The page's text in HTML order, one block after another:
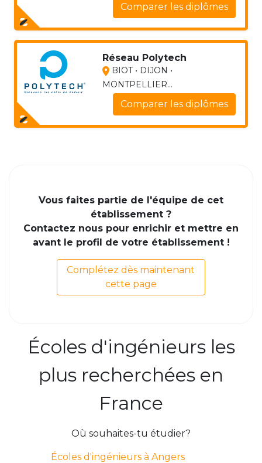
Comparer les diplômes
Réseau Polytech
BIOT • DIJON •
MONTPELLIER...
Comparer les diplômes
Vous faites partie de l'équipe de cet
établissement ?
Contactez nous pour enrichir et mettre en
avant le profil de votre établissement !
Complétez dès maintenant
cette page
Écoles d'ingénieurs les
plus recherchées en
France
Où souhaites-tu étudier?
Écoles d'ingénieurs à Angers